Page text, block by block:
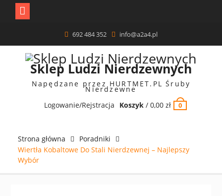
content
692 484 352 info@a2a4.pl
Sklep Ludzi Nierdzewnych
Napędzane przez HURTMET.PL Śruby
Nierdzewne
Logowanie/Rejstracja
Koszyk /0,00zł 0
Strona główna
Poradniki
Wiertła Kobaltowe Do Stali Nierdzewnej – Najlepszy
Wybór